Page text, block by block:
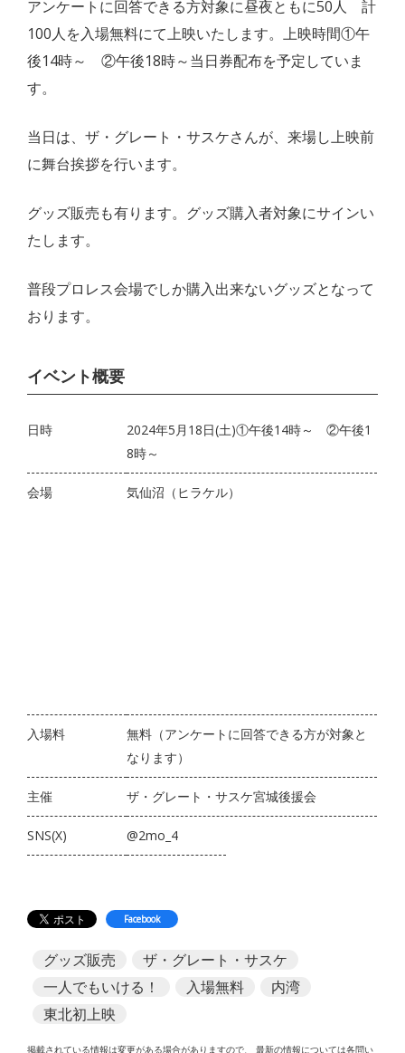
アンケートに回答できる方対象に昼夜ともに50人 計
100人を入場無料にて上映いたします。上映時間①午
後14時～ ②午後18時～当日券配布を予定していま
す。
当日は、ザ・グレート・サスケさんが、来場し上映前
に舞台挨拶を行います。
グッズ販売も有ります。グッズ購入者対象にサインい
たします。
普段プロレス会場でしか購入出来ないグッズとなって
おります。
イベント概要
日時
2024年5月18日(土)①午後14時～ ②午後1
8時～
会場 気仙沼（ヒラケル）
入場料
無料（アンケートに回答できる方が対象と
なります）
主催 ザ・グレート・サスケ宮城後援会
SNS(X) @2mo_4
Facebook
グッズ販売
ザ・グレート・サスケ
一人でもいける！
入場無料
内湾
東北初上映
掲載されている情報は変更がある場合がありますので、
最新の情報については各問い